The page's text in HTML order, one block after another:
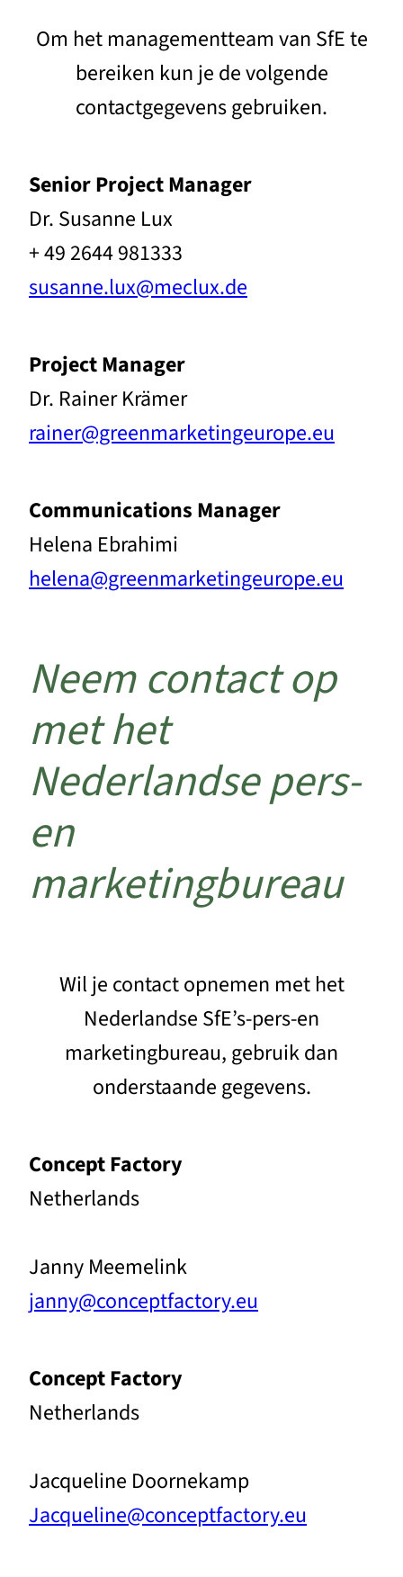
Om het managementteam van SfE te
bereiken kun je de volgende
contactgegevens gebruiken.
Senior Project Manager
Dr. Susanne Lux
+ 49 2644 981333
susanne.lux@meclux.de
Project Manager
Dr. Rainer Krämer
rainer@greenmarketingeurope.eu
Communications Manager
Helena Ebrahimi
helena@greenmarketingeurope.eu
Neem contact op
met het
Nederlandse pers-
en
marketingbureau
Wil je contact opnemen met het
Nederlandse SfE’s-pers-en
marketingbureau, gebruik dan
onderstaande gegevens.
Concept Factory
Netherlands
Janny Meemelink
janny@conceptfactory.eu
Concept Factory
Netherlands
Jacqueline Doornekamp
Jacqueline@conceptfactory.eu